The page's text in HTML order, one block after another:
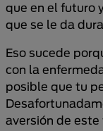
que en el futuro
que se le da
Eso sucede
con la
posible que tu
aversión de